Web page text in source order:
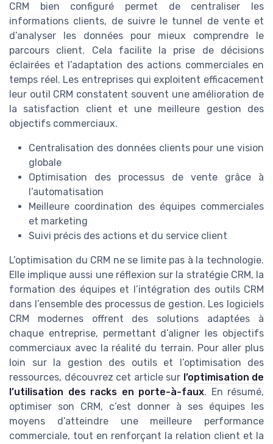
CRM bien configuré permet de centraliser les
informations clients, de suivre le tunnel de vente et
d’analyser les données pour mieux comprendre le
parcours client. Cela facilite la prise de décisions
éclairées et l’adaptation des actions commerciales en
temps réel. Les entreprises qui exploitent efficacement
leur outil CRM constatent souvent une amélioration de
la satisfaction client et une meilleure gestion des
objectifs commerciaux.
Centralisation des données clients pour une vision
globale
Optimisation des processus de vente grâce à
l’automatisation
Meilleure coordination des équipes commerciales
et marketing
Suivi précis des actions et du service client
L’optimisation du CRM ne se limite pas à la technologie.
Elle implique aussi une réflexion sur la stratégie CRM, la
formation des équipes et l’intégration des outils CRM
dans l’ensemble des processus de gestion. Les logiciels
CRM modernes offrent des solutions adaptées à
chaque entreprise, permettant d’aligner les objectifs
commerciaux avec la réalité du terrain. Pour aller plus
loin sur la gestion des outils et l’optimisation des
ressources, découvrez cet article sur l’optimisation de
l’utilisation des racks en porte-à-faux. En résumé,
optimiser son CRM, c’est donner à ses équipes les
moyens d’atteindre une meilleure performance
commerciale, tout en renforçant la relation client et la